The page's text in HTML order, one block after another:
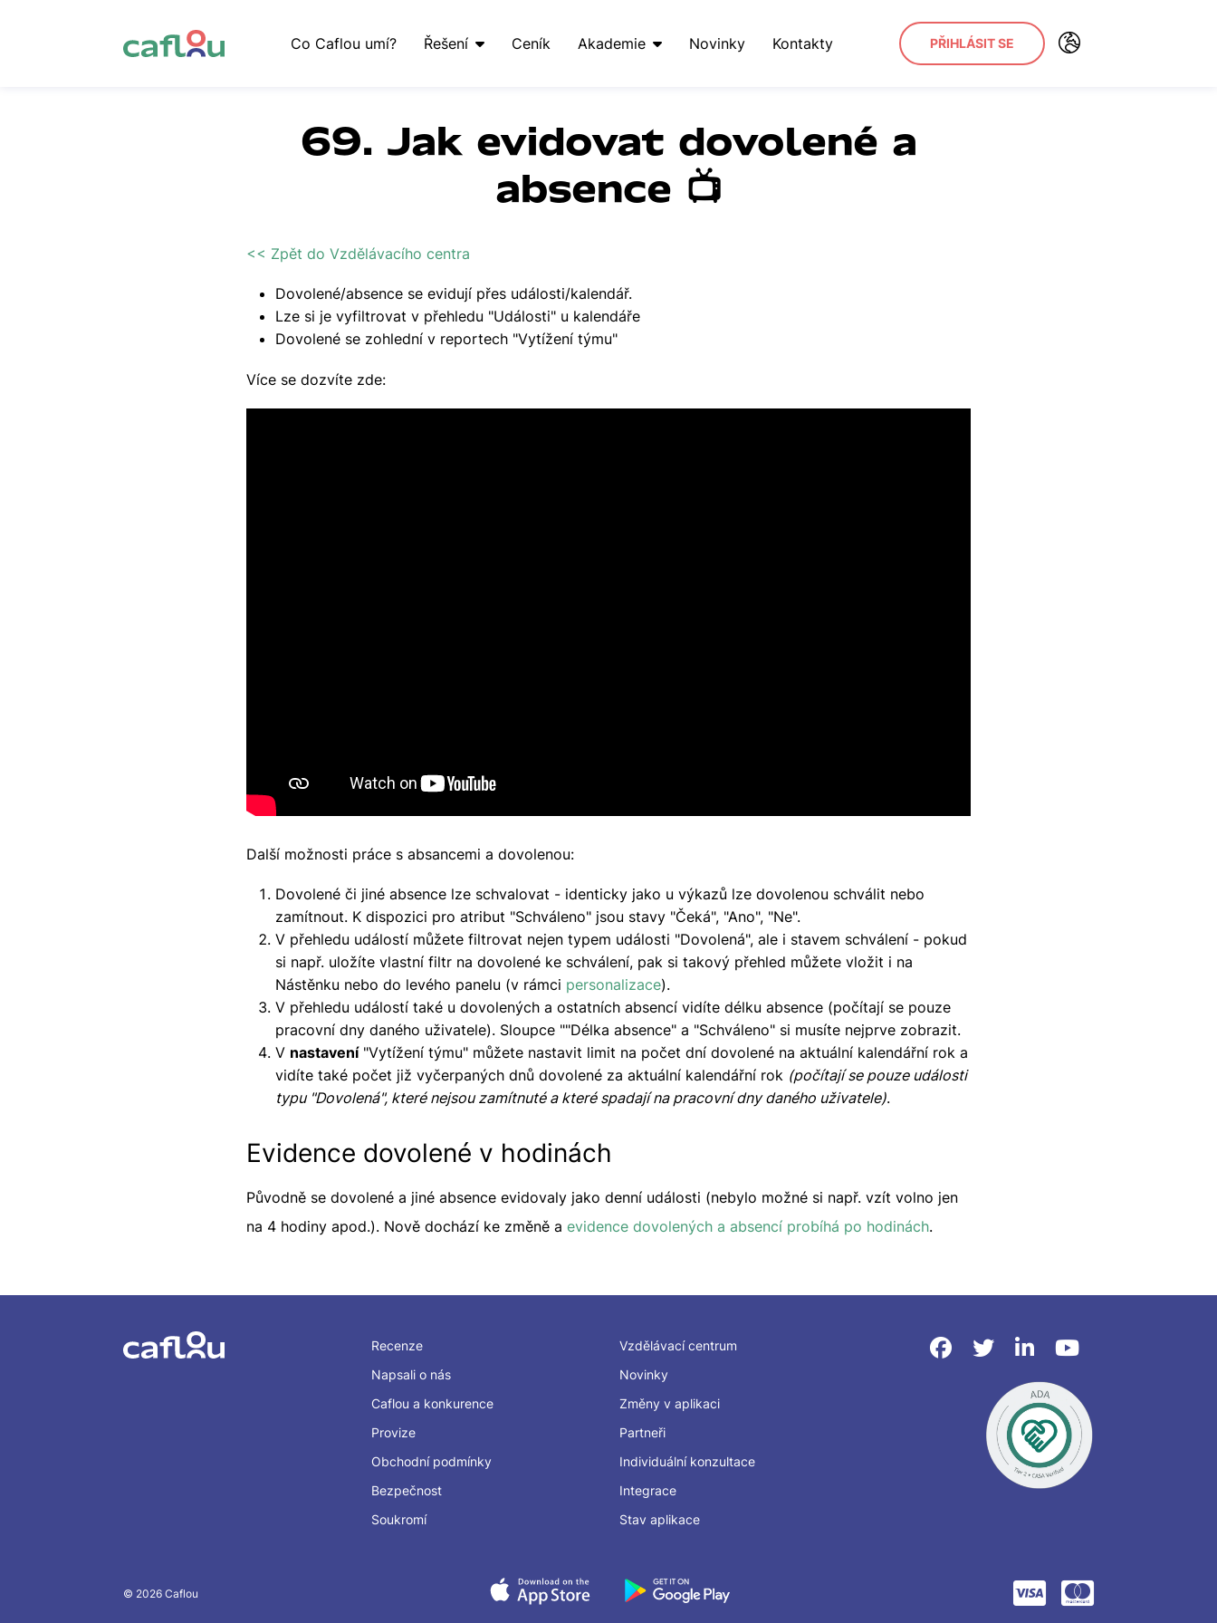
Co Caflou umí? Řešení Ceník Akademie Novinky Kontakty PŘIHLÁSIT SE
69. Jak evidovat dovolené a
absence 📺
<< Zpět do Vzdělávacího centra
Dovolené/absence se evidují přes události/kalendář.
Lze si je vyfiltrovat v přehledu "Události" u kalendáře
Dovolené se zohlední v reportech "Vytížení týmu"
Více se dozvíte zde:
Další možnosti práce s absancemi a dovolenou:
Dovolené či jiné absence lze schvalovat - identicky jako u výkazů lze dovolenou schválit nebo
zamítnout. K dispozici pro atribut "Schváleno" jsou stavy "Čeká", "Ano", "Ne".
V přehledu událostí můžete filtrovat nejen typem události "Dovolená", ale i stavem schválení - pokud
si např. uložíte vlastní filtr na dovolené ke schválení, pak si takový přehled můžete vložit i na
Nástěnku nebo do levého panelu (v rámci personalizace).
V přehledu událostí také u dovolených a ostatních absencí vidíte délku absence (počítají se pouze
pracovní dny daného uživatele). Sloupce ""Délka absence" a "Schváleno" si musíte nejprve zobrazit.
V nastavení"Vytížení týmu" můžete nastavit limit na počet dní dovolené na aktuální kalendářní rok a
vidíte také počet již vyčerpaných dnů dovolené za aktuální kalendářní rok (počítají se pouze události
typu "Dovolená", které nejsou zamítnuté a které spadají na pracovní dny daného uživatele).
Evidence dovolené v hodinách
Původně se dovolené a jiné absence evidovaly jako denní události (nebylo možné si např. vzít volno jen
na 4 hodiny apod.). Nově dochází ke změně a evidence dovolených a absencí probíhá po hodinách.
Recenze
Napsali o nás
Caflou a konkurence
Provize
Obchodní podmínky
Bezpečnost
Soukromí
Vzdělávací centrum
Novinky
Změny v aplikaci
Partneři
Individuální konzultace
Integrace
Stav aplikace
© 2026 Caflou